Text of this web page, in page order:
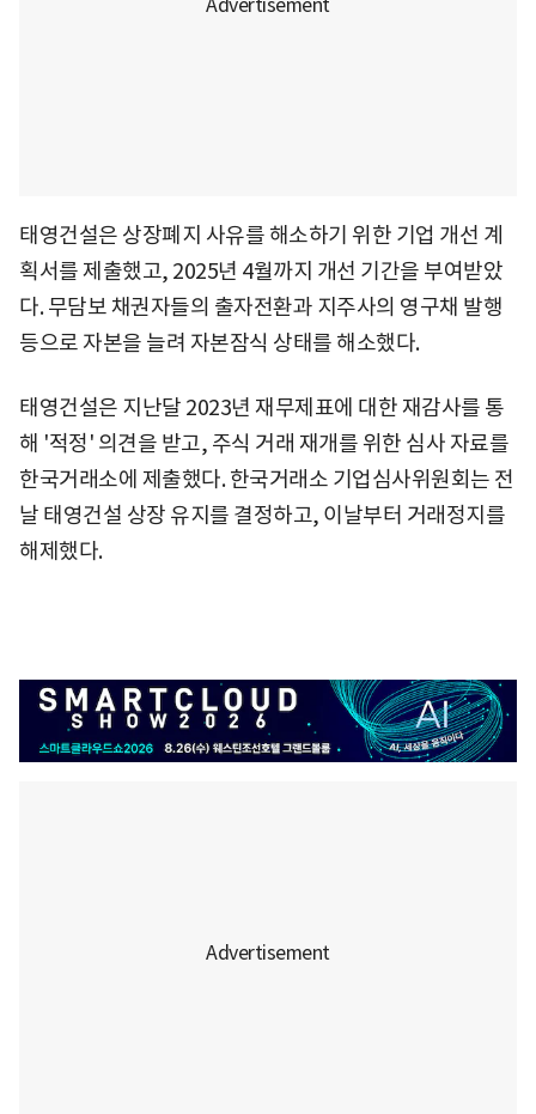
태영건설은 상장폐지 사유를 해소하기 위한 기업 개선 계
획서를 제출했고, 2025년 4월까지 개선 기간을 부여받았
다. 무담보 채권자들의 출자전환과 지주사의 영구채 발행
등으로 자본을 늘려 자본잠식 상태를 해소했다.
태영건설은 지난달 2023년 재무제표에 대한 재감사를 통
해 '적정' 의견을 받고, 주식 거래 재개를 위한 심사 자료를
한국거래소에 제출했다. 한국거래소 기업심사위원회는 전
날 태영건설 상장 유지를 결정하고, 이날부터 거래정지를
해제했다.